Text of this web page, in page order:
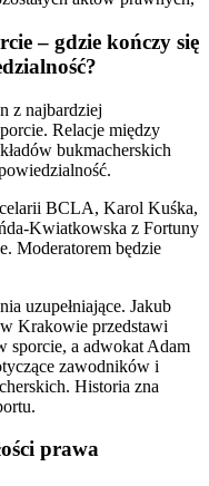
– gdzie kończy się
z najbardziej
Relacje między
bukmacherskich
BCLA, Karol Kuśka,
Kwiatkowska z Fortuny
Moderatorem będzie
uzupełniające. Jakub
Krakowie przedstawi
sporcie, a adwokat Adam
zawodników i
Historia zna
prawa